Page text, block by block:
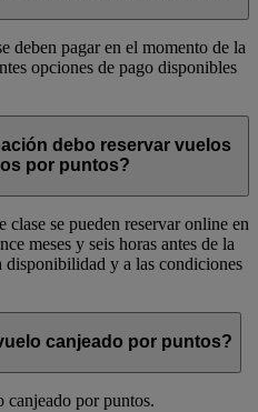
deben pagar en el momento de la
opciones de pago disponibles
debo reservar vuelos
por puntos?
clase se pueden reservar online en
meses y seis horas antes de la
disponibilidad y a las condiciones
canjeado por puntos?
canjeado por puntos.